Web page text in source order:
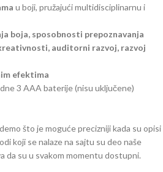
u boji, pružajući multidisciplinarnu i
boja, sposobnosti prepoznavanja
auditorni razvoj, razvoj
efektima
3 AAA baterije (nisu uključene)
što je moguće precizniji kada su opisi
koji se nalaze na sajtu su deo naše
da su u svakom momentu dostupni.